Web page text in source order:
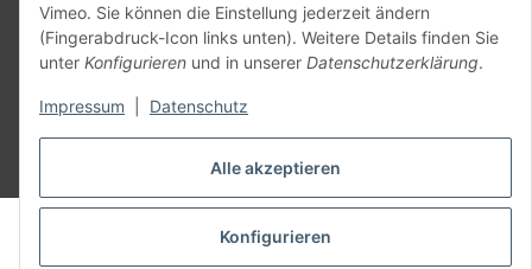
Alle akzeptieren
Konfigurieren
Vimeo. Sie können die Einstellung jederzeit ändern
(Fingerabdruck-Icon links unten). Weitere Details finden Sie
unter Konfigurieren und in unserer Datenschutzerklärung.
Impressum Datenschutz
Vertrag widerrufen
* Alle Preise inkl. gesetzlicher USt., zzgl.Versand
© voltmaster.de
Powered byJTL-Shop